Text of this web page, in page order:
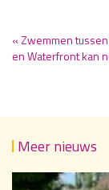
« Zwemmen
en Waterfront kan
Meer nieuws